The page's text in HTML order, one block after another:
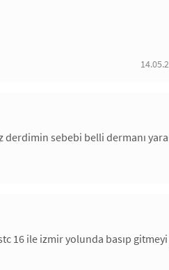
derdimin sebebi belli dermanı
16 ile izmir yolunda basıp